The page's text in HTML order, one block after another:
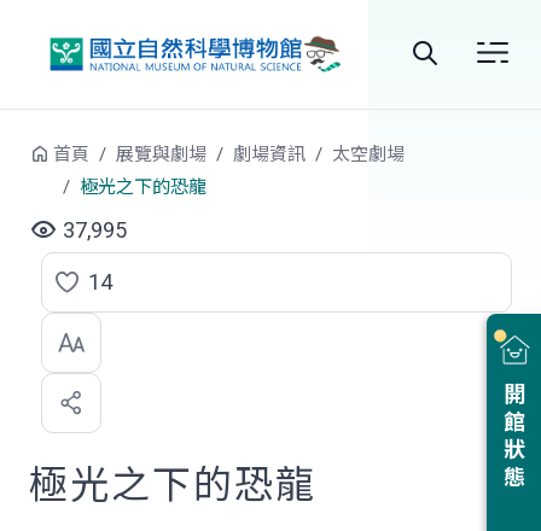
開館狀態
首頁 展覽與劇場 劇場資訊
太空劇場
極光之下的恐龍
37,995
點
選
喜
歡
14
極光之下的恐龍